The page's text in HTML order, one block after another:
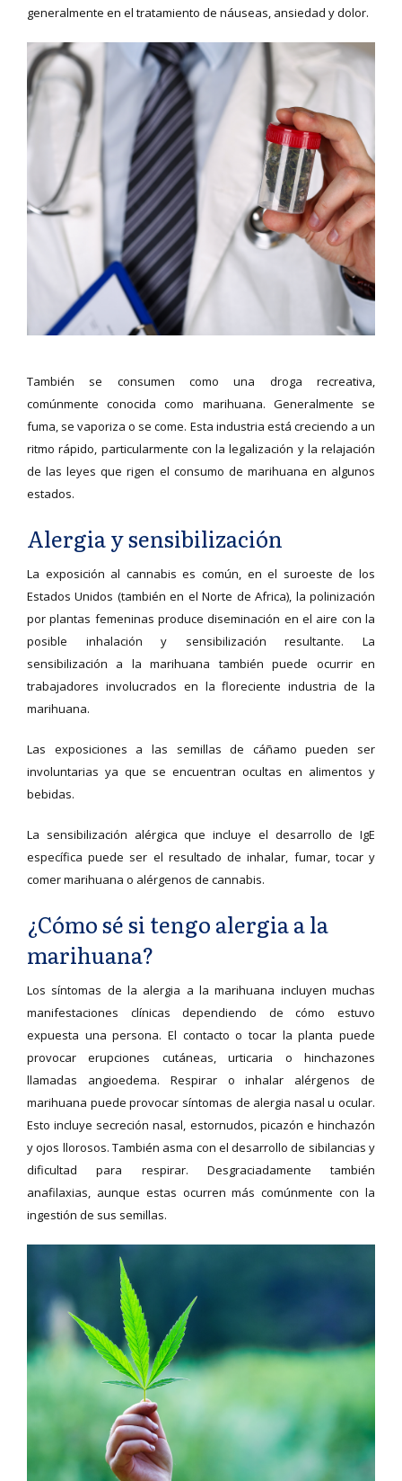
generalmente en el tratamiento de náuseas, ansiedad y dolor.
También se consumen como una droga recreativa,
comúnmente conocida como marihuana. Generalmente se
fuma, se vaporiza o se come. Esta industria está creciendo a un
ritmo rápido, particularmente con la legalización y la relajación
de las leyes que rigen el consumo de marihuana en algunos
estados.
Alergia y sensibilización
La exposición al cannabis es común, en el suroeste de los
Estados Unidos (también en el Norte de Africa), la polinización
por plantas femeninas produce diseminación en el aire con la
posible inhalación y sensibilización resultante. La
sensibilización a la marihuana también puede ocurrir en
trabajadores involucrados en la floreciente industria de la
marihuana.
Las exposiciones a las semillas de cáñamo pueden ser
involuntarias ya que se encuentran ocultas en alimentos y
bebidas.
La sensibilización alérgica que incluye el desarrollo de IgE
específica puede ser el resultado de inhalar, fumar, tocar y
comer marihuana o alérgenos de cannabis.
¿Cómo sé si tengo alergia a la
marihuana?
Los síntomas de la alergia a la marihuana incluyen muchas
manifestaciones clínicas dependiendo de cómo estuvo
expuesta una persona. El contacto o tocar la planta puede
provocar erupciones cutáneas, urticaria o hinchazones
llamadas angioedema. Respirar o inhalar alérgenos de
marihuana puede provocar síntomas de alergia nasal u ocular.
Esto incluye secreción nasal, estornudos, picazón e hinchazón
y ojos llorosos. También asma con el desarrollo de sibilancias y
dificultad para respirar. Desgraciadamente también
anafilaxias, aunque estas ocurren más comúnmente con la
ingestión de sus semillas.